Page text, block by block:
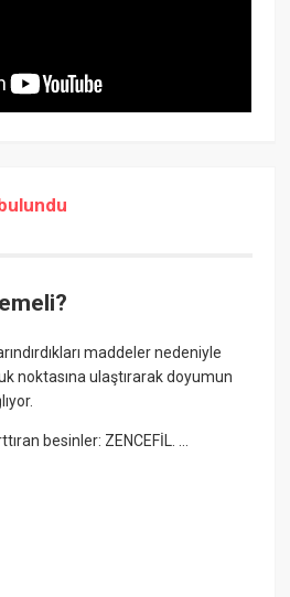
maddeler nedeniyle
noktasına ulaştırarak doyumun
besinler: ZENCEFİL. ...